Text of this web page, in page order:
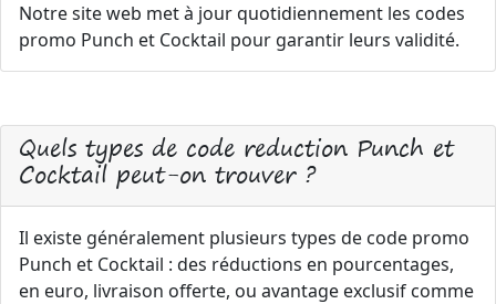
Notre site web met à jour quotidiennement les codes
promo Punch et Cocktail pour garantir leurs validité.
Quels types de code reduction Punch et
Cocktail peut-on trouver ?
Il existe généralement plusieurs types de code promo
Punch et Cocktail : des réductions en pourcentages,
en euro, livraison offerte, ou avantage exclusif comme